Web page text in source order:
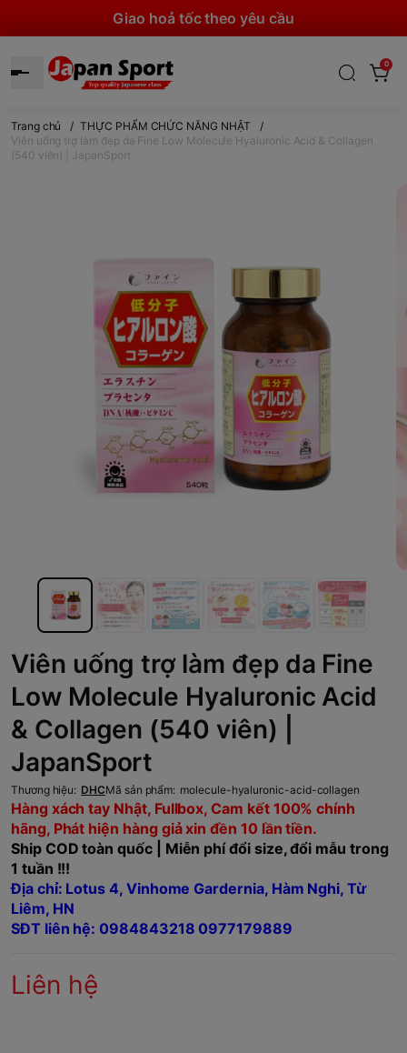
Giao hoả tốc theo yêu cầu
0
Trang chủ / THỰC PHẨM CHỨC NĂNG NHẬT
/
Viên uống trợ làm đẹp da Fine Low Molecule Hyaluronic Acid & Collagen
(540 viên) | JapanSport
Viên uống trợ làm đẹp da Fine
Low Molecule Hyaluronic Acid
& Collagen (540 viên) |
JapanSport
Thương hiệu: DHCMã sản phẩm: molecule-hyaluronic-acid-collagen
Hàng xách tay Nhật, Fullbox, Cam kết 100% chính
hãng, Phát hiện hàng giả xin đền 10 lần tiền.
Ship COD toàn quốc | Miễn phí đổi size, đổi mẫu trong
1 tuần !!!
Địa chỉ: Lotus 4, Vinhome Gardernia, Hàm Nghi, Từ
Liêm, HN
SĐT liên hệ: 0984843218 0977179889
Liên hệ